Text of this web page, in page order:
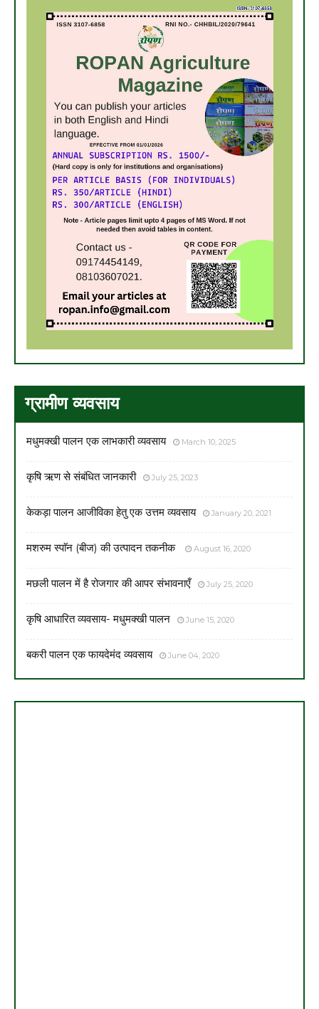
ग्रामीण व्यवसाय
मधुमक्खी पालन एक लाभकारी व्यवसाय March 10, 2025
कृषि ऋण से संबंधित जानकारी July 25, 2023
केकड़ा पालन आजीविका हेतु एक उत्तम व्यवसाय January 20, 2021
मशरुम स्पाॅन (बीज) की उत्पादन तकनीक August 16, 2020
मछली पालन में है रोजगार की आपर संभावनाएँ July 25, 2020
कृषि आधारित व्यवसाय- मधुमक्खी पालन June 15, 2020
बकरी पालन एक फायदेमंद व्यवसाय June 04, 2020